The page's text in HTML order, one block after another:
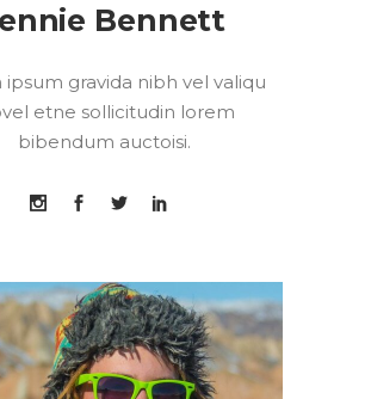
Bennett
ipsum gravida nibh vel valiqu
etne sollicitudin lorem
bibendum auctoisi.